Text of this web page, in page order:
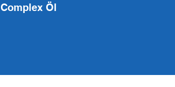
Complex Öl